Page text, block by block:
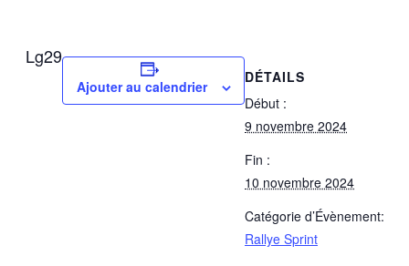
Lg29
Ajouter au calendrier
DÉTAILS
Début :
9 novembre 2024
Fin :
10 novembre 2024
Catégorie d’Évènement:
Rallye Sprint